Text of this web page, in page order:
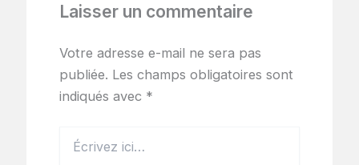
Laisser un commentaire
Votre adresse e-mail ne sera pas
publiée. Les champs obligatoires sont
indiqués avec *
ici…